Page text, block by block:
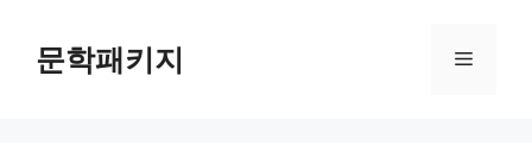
문학패키지 메